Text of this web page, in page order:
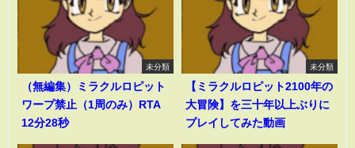
未分類
（無編集）ミラクルロピット
ワープ禁止（1周のみ）RTA
12分28秒
未分類
【ミラクルロピット2100年の
大冒険】を三十年以上ぶりに
プレイしてみた動画